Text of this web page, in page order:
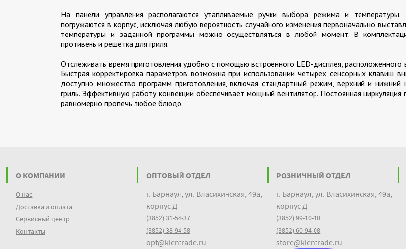
На панели управления располагаются утапливаемые ручки выбора режима и температуры.
погружаются в корпус, исключая любую вероятность случайного изменения первоначально
температуры и заданной программы можно осуществляться в любой момент. В
противень и решетка для гриля.
Отслеживать время приготовления удобно с помощью встроенного LED-дисплея, расположенного
Быстрая корректировка параметров возможна при использовании четырех сенсорных клавиш
доступно множество программ приготовления, включая стандартный режим, верхний и нижний
гриль. Эффективную работу конвекции обеспечивает мощный вентилятор. Постоянная циркуляция
равномерно пропечь любое блюдо.
О КОМПАНИИ
О нас
Доставка и оплата
Сервисный центр
Контакты
ОПТОВЫЙ ОТДЕЛ
г. Барнаул, ул. Власихинская, 49а,
корпус Д
(3852) 31-54-37
(3852) 38-94-58
opt@klentrade.ru
РОЗНИЧНЫЙ ОТДЕЛ
г. Барнаул, ул. Власихинская, 49а,
корпус Д
(3852) 99-10-10
(3852) 60-94-08
store@klentrade.ru